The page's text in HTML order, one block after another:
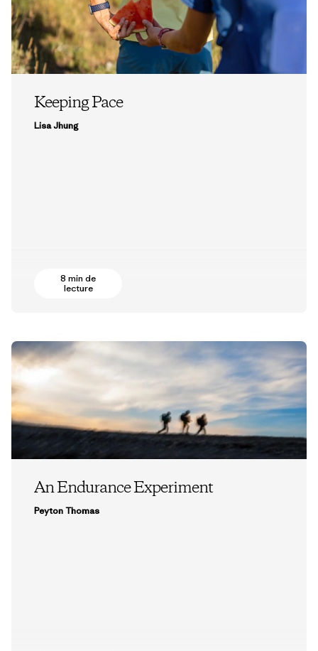
Keeping Pace
Lisa Jhung
8 min de
lecture
An Endurance Experiment
Peyton Thomas